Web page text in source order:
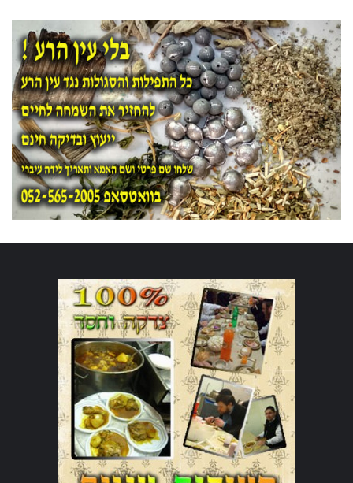
כבר נתתם דמי חנוכהאת החג יותר
שמח
דמי חנוכה &#8211; למה ולמי נותנים
?